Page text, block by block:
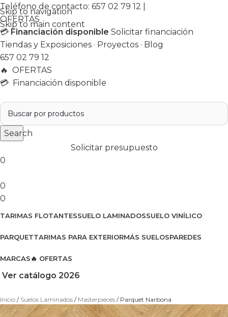
Skip to navigation
Skip to main content
Teléfono de contacto: 657 02 79 12
OFERTAS
💳 Financiación disponible Solicitar financiación
Tiendas y Exposiciones · Proyectos · Blog
657 02 79 12
🔥 OFERTAS
💳 Financiación disponible
Search
Solicitar presupuesto
0
0
0
TARIMAS FLOTANTESSUELO LAMINADOSSUELO VINÍLICO
PARQUETTARIMAS PARA EXTERIORMÁS SUELOSPAREDES
MARCAS🔥 OFERTAS
Ver catálogo 2026
Inicio Suelos Laminados Masterpieces Parquet Narbona